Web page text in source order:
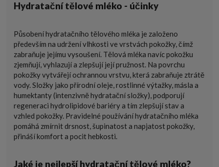
Hydratační tělové mléko - účinky
Působení hydratačního tělového mléka je založeno
především na udržení vlhkosti ve vrstvách pokožky, čímž
zabraňuje jejímu vysoušení. Tělová mléka navíc pokožku
zjemňují, vyhlazují a zlepšují její pružnost. Na povrchu
pokožky vytvářejí ochrannou vrstvu, která zabraňuje ztrátě
vody. Složky jako přírodní oleje, rostlinné výtažky, másla a
humektanty (intenzivně hydratační složky), podporují
regeneraci hydrolipidové bariéry a tím zlepšují stav a
vzhled pokožky. Pravidelné používání hydratačního mléka
pomáhá zmírnit drsnost, šupinatost a napjatost pokožky,
přináší komfort a pocit hebkosti.
Jaké je nejlepší hydratační tělové mléko?